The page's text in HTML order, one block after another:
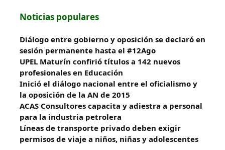
Noticias populares
Diálogo entre gobierno y oposición se declaró en
sesión permanente hasta el #12Ago
UPEL Maturín confirió títulos a 142 nuevos
profesionales en Educación
Inició el diálogo nacional entre el oficialismo y
la oposición de la AN de 2015
ACAS Consultores capacita y adiestra a personal
para la industria petrolera
Líneas de transporte privado deben exigir
permisos de viaje a niños, niñas y adolescentes